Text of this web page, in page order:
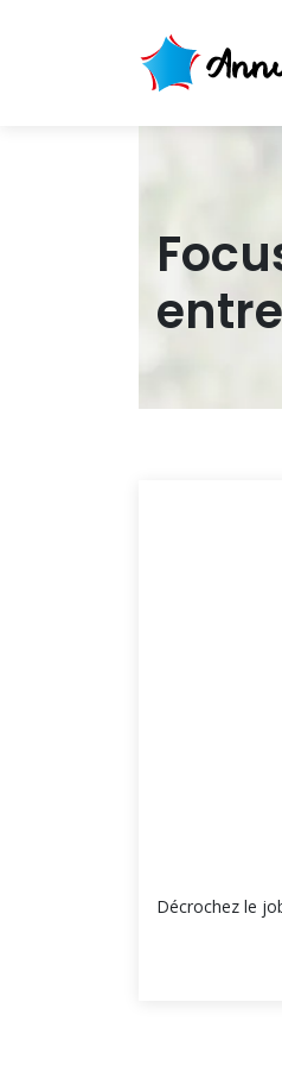
Décrochez le